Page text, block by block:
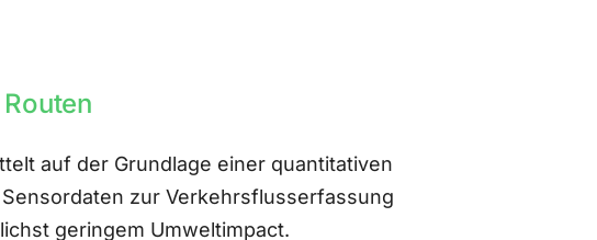
auf der Grundlage einer quantitativen
zur Verkehrsflusserfassung
geringem Umweltimpact.